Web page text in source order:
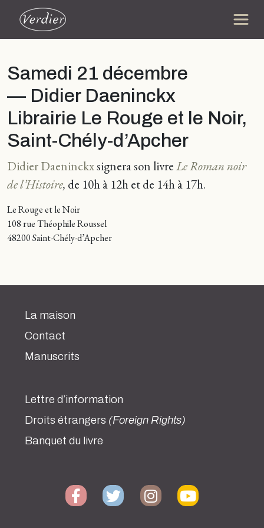
Samedi 21 décembre
— Didier Daeninckx
Librairie Le Rouge et le Noir,
Saint-Chély-d’Apcher
Didier Daeninckxsignera son livreLe Roman noir
de l’Histoire, de 10h à 12h et de 14h à 17h.
Le Rouge et le Noir
108 rue Théophile Roussel
48200 Saint-Chély-d’Apcher
La maison
Contact
Manuscrits
Lettre d’information
Droits étrangers (Foreign Rights)
Banquet du livre